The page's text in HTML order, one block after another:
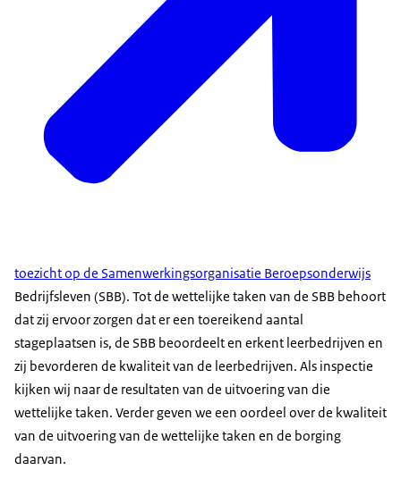
toezicht op de Samenwerkingsorganisatie Beroepsonderwijs
Bedrijfsleven (SBB). Tot de wettelijke taken van de SBB behoort
dat zij ervoor zorgen dat er een toereikend aantal
stageplaatsen is, de SBB beoordeelt en erkent leerbedrijven en
zij bevorderen de kwaliteit van de leerbedrijven. Als inspectie
kijken wij naar de resultaten van de uitvoering van die
wettelijke taken. Verder geven we een oordeel over de kwaliteit
van de uitvoering van de wettelijke taken en de borging
daarvan.